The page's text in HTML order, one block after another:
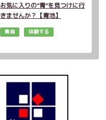
お気に入りの”青”を見つけに行
きませんか？【青池】
青森 体験する